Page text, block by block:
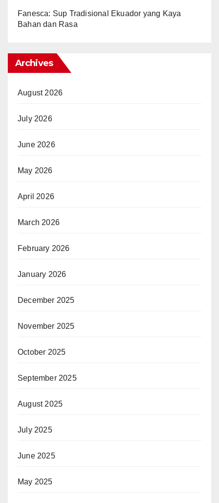
Fanesca: Sup Tradisional Ekuador yang Kaya
Bahan dan Rasa
Archives
August 2026
July 2026
June 2026
May 2026
April 2026
March 2026
February 2026
January 2026
December 2025
November 2025
October 2025
September 2025
August 2025
July 2025
June 2025
May 2025